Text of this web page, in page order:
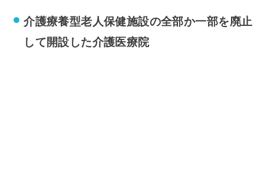
介護療養型老人保健施設の全部か一部を廃止
して開設 した介護医療院